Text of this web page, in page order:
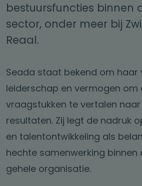
bestuursfuncties binnen
sector, onder meer bij
Reaal.
Seada staat bekend om haar
leiderschap en vermogen om
vraagstukken te vertalen
resultaten. Zij legt de nadruk
en talentontwikkeling als
hechte samenwerking binnen
gehele organisatie.